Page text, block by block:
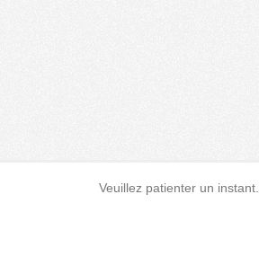
Veuillez patienter un